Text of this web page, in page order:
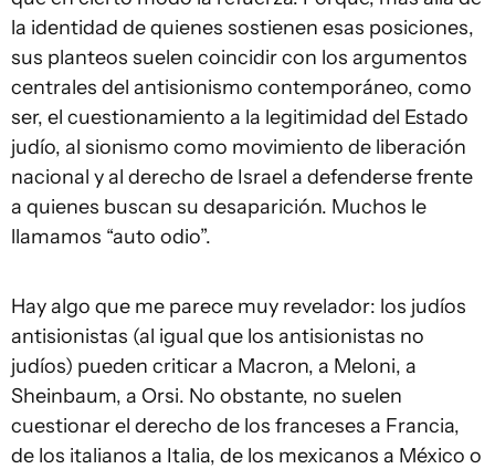
la identidad de quienes sostienen esas posiciones,
sus planteos suelen coincidir con los argumentos
centrales del antisionismo contemporáneo, como
ser, el cuestionamiento a la legitimidad del Estado
judío, al sionismo como movimiento de liberación
nacional y al derecho de Israel a defenderse frente
a quienes buscan su desaparición. Muchos le
llamamos “auto odio”.
Hay algo que me parece muy revelador: los judíos
antisionistas (al igual que los antisionistas no
judíos) pueden criticar a Macron, a Meloni, a
Sheinbaum, a Orsi. No obstante, no suelen
cuestionar el derecho de los franceses a Francia,
de los italianos a Italia, de los mexicanos a México o